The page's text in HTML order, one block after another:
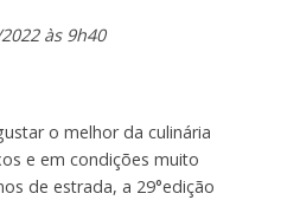
às 9h40
o melhor da culinária
e em condições muito
de estrada, a 29°edição